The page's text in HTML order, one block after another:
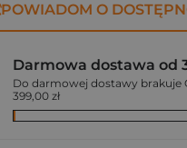
POWIADOM O
Darmowa dostawa od
Do darmowej dostawy brakuje
399,00 zł